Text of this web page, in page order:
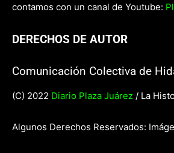
contamos con un canal de Youtube:
DERECHOS DE AUTOR
Comunicación Colectiva de
(C) 2022 Diario Plaza Juárez / La
Algunos Derechos Reservados: